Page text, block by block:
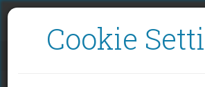
Cookie